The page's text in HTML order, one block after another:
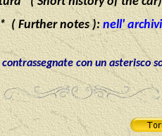
( Further notes ):nell'
con un asterisco